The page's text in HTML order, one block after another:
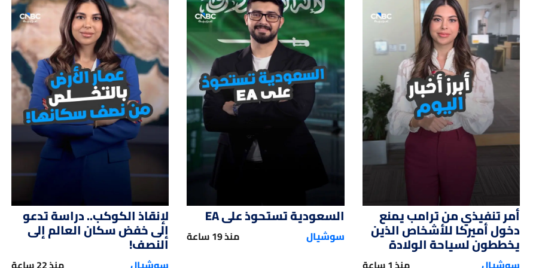
01:14
أمر تنفيذي من ترامب يمنع
دخول أميركا للأشخاص الذين
يخططون لسياحة الولادة
01:12
السعودية تستحوذ على EA
سوشيال منذ 19 ساعة
01:47
لإنقاذ الكوكب.. دراسة تدعو
إلى خفض سكان العالم إلى
النصف!